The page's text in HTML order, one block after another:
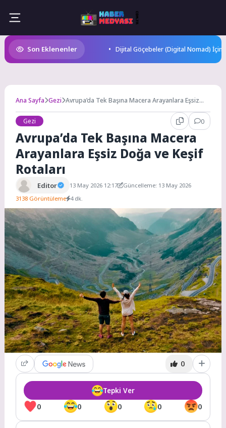
content
Son Eklenenler Dijital Göçebeler (Digital Nomad) İçin
Ana Sayfa Gezi Avrupa’da Tek Başına Macera Arayanlara Eşsiz
Gezi
0
Avrupa’da Tek Başına Macera
Arayanlara Eşsiz Doğa ve Keşif
Rotaları
Editor 13 May 2026 12:17
Güncelleme: 13 May 2026
3138 Görüntüleme 4 dk.
0
0 0 0 0 0
Tepki Ver